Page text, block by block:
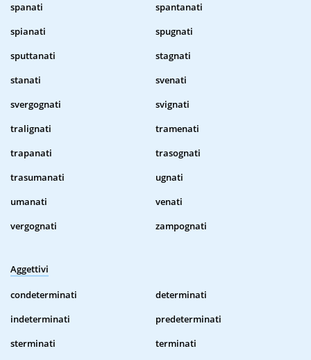
spanati
spantanati
spianati
spugnati
sputtanati
stagnati
stanati
svenati
svergognati
svignati
tralignati
tramenati
trapanati
trasognati
trasumanati
ugnati
umanati
venati
vergognati
zampognati
Aggettivi
condeterminati
determinati
indeterminati
predeterminati
sterminati
terminati